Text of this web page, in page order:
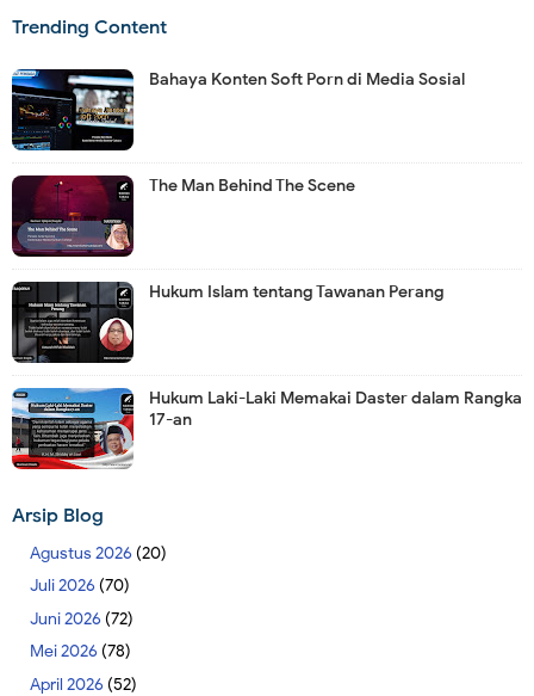
Trending Content
Bahaya Konten Soft Porn di Media Sosial
The Man Behind The Scene
Hukum Islam tentang Tawanan Perang
Hukum Laki-Laki Memakai Daster dalam Rangka
17-an
Arsip Blog
Agustus 2026 (20)
Juli 2026 (70)
Juni 2026 (72)
Mei 2026 (78)
April 2026 (52)